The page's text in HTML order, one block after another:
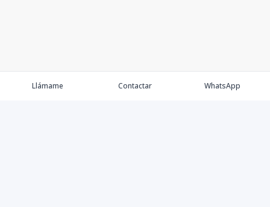
Llámame Contactar WhatsApp